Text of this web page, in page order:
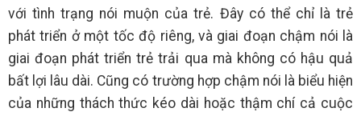
với tình trạng nói muộn của trẻ. Đây có thể chỉ là trẻ
phát triển ở một tốc độ riêng, và giai đoạn chậm nói là
giai đoạn phát triển trẻ trải qua mà không có hậu quả
bất lợi lâu dài. Cũng có trường hợp chậm nói là biểu hiện
của những thách thức kéo dài hoặc thậm chí cả cuộc